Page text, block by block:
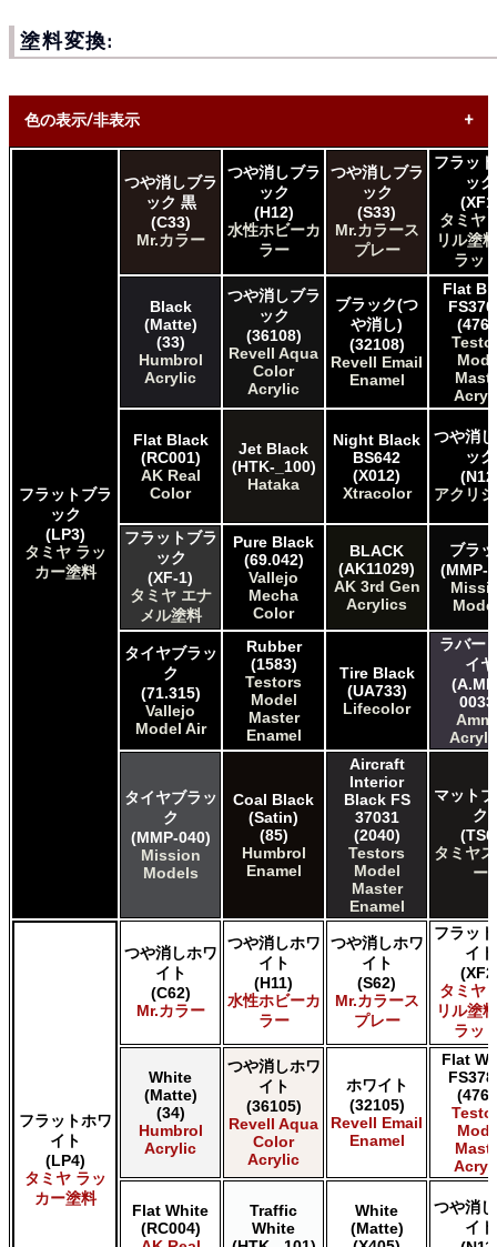
塗料変換:
色の表示/非表示
* ボックスをオン/オフにして、同等の色を見つけやすくしま
Uncheck ALL
AK INTERACTIVE AK 3rd Gen Acrylics
AK INTERACTIVE AK Acrylics
AK INTERACTIVE AK Real Color
ALCLAD II ALCLAD II
AMMO by Mig Jimenez Ammo Acrylics
Acrylicos Vallejo Vallejo Game Air
Acrylicos Vallejo Vallejo Game Color
Acrylicos Vallejo Vallejo Liquid Gold
Acrylicos Vallejo Vallejo Mecha Color
Acrylicos Vallejo Vallejo Metal Color
Acrylicos Vallejo Vallejo Model Air
Acrylicos Vallejo Vallejo Model Color
Acrylicos Vallejo Vallejo Panzer Aces
Citadel Colour Citadel
E7 Paints E7 Paints
HATAKA HOBBY Hataka
Humbrol - Hornby Hobbies Humbrol Acrylic
Humbrol of Hornby Hobbies Humbrol Enamel
Italeri Italeri
Lifecolor Lifecolor
Mission Models Mission Models
Revell of Germany Revell Aqua Color Acrylic
Revell of Germany Revell Email Enamel
Testors of Rust-Oleum Group Testors Model Master
Testors of Rust-Oleum Group Testors Model Master
The Scale Modellers Supply SMS
Xtracolor Xtracolor
ガイアノーツ ガイアカラー
タミヤ タミヤ アクリル塗料
タミヤ タミヤ アクリル塗料 (フラット)
タミヤ タミヤ エアーモデルスプレー
タミヤ タミヤ エナメル塗料
タミヤ タミヤ トップコート/サーフェイサー/プライマー
タミヤ タミヤ ラッカー塗料
タミヤ タミヤスプレー
タミヤ タミヤスプレー
ＧＳＩクレオス Mr.カラー
ＧＳＩクレオス Mr.カラー GX
ＧＳＩクレオス Mr.カラー 色ノ源
ＧＳＩクレオス Mr.カラー スーパーメタリック
ＧＳＩクレオス Mr.カラー スーパーメタリック 2
フラットブラ
ック
(LP3)
タミヤ ラッ
カー塗料
つや消しブラ
ック 黒
(C33)
Mr.カラー
つや消しブラ
ック
(H12)
水性ホビーカ
ラー
つや消しブラ
ック
(S33)
Mr.カラース
プレー
フラッ
ック
タミヤ
リル塗
ラッ
Black
(Matte)
(33)
Humbrol
Acrylic
つや消しブラ
ック
(36108)
Revell Aqua
Color
Acrylic
ブラック(つ
や消し)
(32108)
Revell Email
Enamel
Flat
Flat Black
(RC001)
AK Real
Color
Jet Black
(HTK-_100)
Hataka
Night Black
BS642
(X012)
Xtracolor
つや消
ック
アクリ
フラットブラ
ック
(XF-1)
タミヤ エナ
メル塗料
Pure Black
(69.042)
Vallejo
Mecha
Color
BLACK
(AK11029)
AK 3rd Gen
Acrylics
ブラ
(MMP-
タイヤブラッ
ク
(71.315)
Vallejo
Model Air
Rubber
(1583)
Testors
Model
Master
Enamel
Tire Black
(UA733)
Lifecolor
ラバー
イヤ
タイヤブラッ
ク
(MMP-040)
Mission
Models
Coal Black
(Satin)
(85)
Humbrol
Enamel
Aircraft
Interior
Black FS
37031
(2040)
Testors
Model
Master
Enamel
マット
ク
タミヤ
ー
フラットホワ
イト
(LP4)
タミヤ ラッ
カー塗料
つや消しホワ
イト
(C62)
Mr.カラー
つや消しホワ
イト
(H11)
水性ホビーカ
ラー
つや消しホワ
イト
(S62)
Mr.カラース
プレー
フラッ
イト
タミヤ
リル塗
ラッ
White
(Matte)
(34)
Humbrol
Acrylic
つや消しホワ
イト
(36105)
Revell Aqua
Color
Acrylic
ホワイト
(32105)
Revell Email
Enamel
Flat
Flat White
(RC004)
Traffic
White
White
(Matte)
つや消
イト